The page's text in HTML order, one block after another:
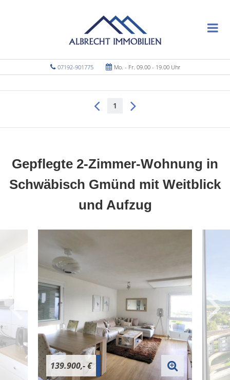
07192-901775 Mo. - Fr. 09.00 - 19.00 Uhr
1
Gepflegte 2-Zimmer-Wohnung in
Schwäbisch Gmünd mit Weitblick
und Aufzug
139.900,- €